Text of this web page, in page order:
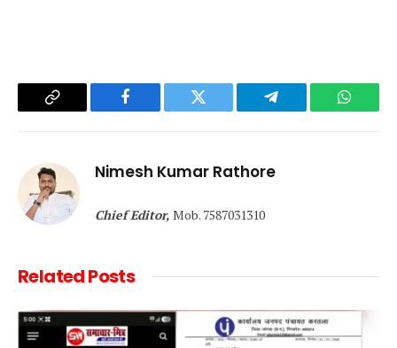
Copy
Facebook Twitter Telegram
Nimesh Kumar Rathore
Chief Editor, Mob. 7587031310
RelatedPosts